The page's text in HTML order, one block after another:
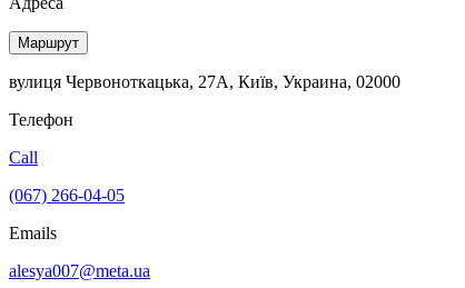
Маршрут
вулиця Червоноткацька, 27А, Київ, Украина, 02000
Телефон
Call
(067) 266-04-05
Emails
alesya007@meta.ua